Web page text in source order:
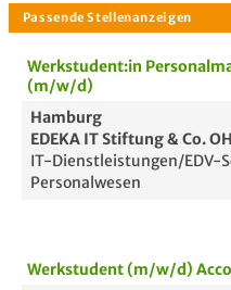
Werkstudent:in
(m/w/d)
Hamburg
EDEKA IT Stiftung & Co.
IT-Dienstleistungen/EDV-
Personalwesen
Werkstudent (m/w/d)